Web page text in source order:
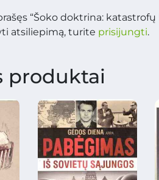
“Šoko doktrina:
atsiliepimą, turite prisijungti.
produktai